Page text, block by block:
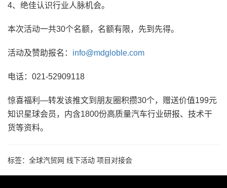
4、绝佳认识行业人脉机会。
本次活动一共30个名额，名额有限，先到先得。
活动及赞助报名： info@mdgloble.com
电话：021-52909118
惊喜福利—转发该推文到朋友圈积攒30个，赠送价值199元
知识星球会员，内含1800份高质量汽车行业研报、技术干
货等资料。
标签： 全球汽贸网 线下活动 项目对接会